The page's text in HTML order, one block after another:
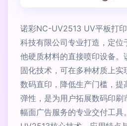
诺彩NC-UV2513 UV平板打
科技有限公司专业打造，定位
他硬质材料的直接喷印设备
固化技术，可在多种材质上实
数码直印，降低生产门槛，提
弹性，是为用户拓展数码印刷
幅面广告服务的专业交付工